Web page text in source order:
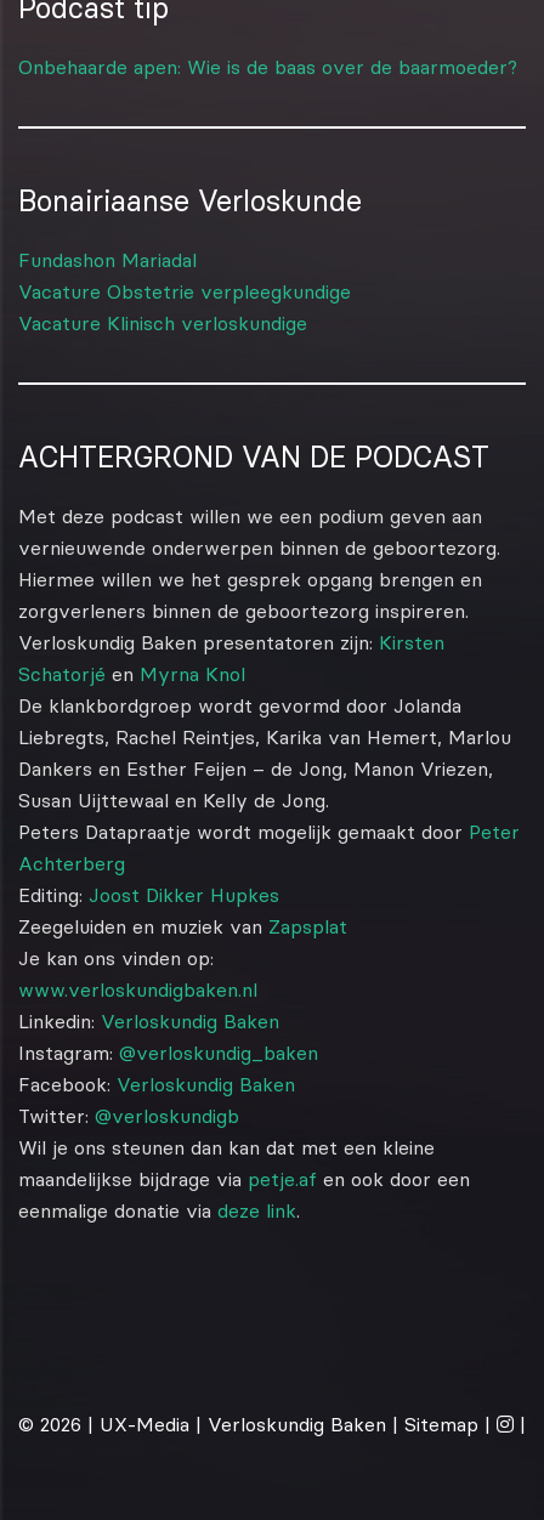
Podcast tip
Onbehaarde apen: Wie is de baas over de baarmoeder?
Bonairiaanse Verloskunde
Fundashon Mariadal
Vacature Obstetrie verpleegkundige
Vacature Klinisch verloskundige
ACHTERGROND VAN DE PODCAST
Met deze podcast willen we een podium geven aan
vernieuwende onderwerpen binnen de geboortezorg.
Hiermee willen we het gesprek opgang brengen en
zorgverleners binnen de geboortezorg inspireren.
Verloskundig Baken presentatoren zijn: Kirsten
Schatorjé en Myrna Knol
De klankbordgroep wordt gevormd door Jolanda
Liebregts, Rachel Reintjes, Karika van Hemert, Marlou
Dankers en Esther Feijen – de Jong, Manon Vriezen,
Susan Uijttewaal en Kelly de Jong.
Peters Datapraatje wordt mogelijk gemaakt door Peter
Achterberg
Editing: Joost Dikker Hupkes
Zeegeluiden en muziek van Zapsplat
Je kan ons vinden op:
www.verloskundigbaken.nl
Linkedin: Verloskundig Baken
Instagram: @verloskundig_baken
Facebook: Verloskundig Baken
Twitter: @verloskundigb
Wil je ons steunen dan kan dat met een kleine
maandelijkse bijdrage via petje.af en ook door een
eenmalige donatie via deze link.
© 2026 | UX-Media | Verloskundig Baken | Sitemap | |